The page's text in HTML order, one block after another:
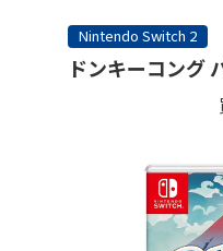
Nintendo Switch 2
ドンキーコング